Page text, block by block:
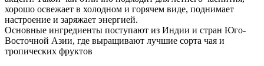
хорошо освежает в холодном и горячем виде, поднимает
настроение и заряжает энергией.
Основные ингредиенты поступают из Индии и стран Юго-
Восточной Азии, где выращивают лучшие сорта чая и
тропических фруктов